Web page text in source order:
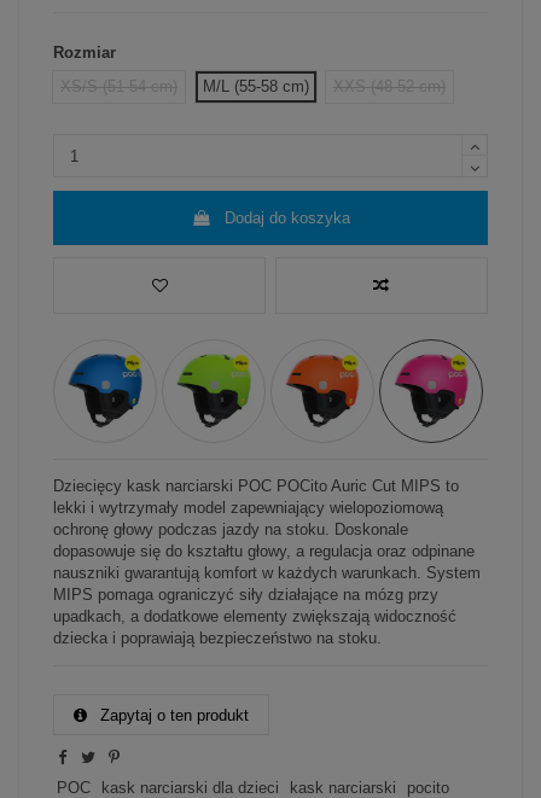
Rozmiar
XS/S (51-54 cm)
M/L (55-58 cm) XXS (48-52 cm)
Dodaj do koszyka
Dziecięcy kask narciarski POC POCito Auric Cut MIPS to
lekki i wytrzymały model zapewniający wielopoziomową
ochronę głowy podczas jazdy na stoku. Doskonale
dopasowuje się do kształtu głowy, a regulacja oraz odpinane
nauszniki gwarantują komfort w każdych warunkach. System
MIPS pomaga ograniczyć siły działające na mózg przy
upadkach, a dodatkowe elementy zwiększają widoczność
dziecka i poprawiają bezpieczeństwo na stoku.
Zapytaj o ten produkt
POC kask narciarski dla dzieci kask narciarski
pocito